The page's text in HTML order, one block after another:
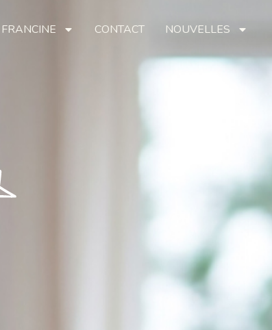
FRANCINE CONTACT NOUVELLES